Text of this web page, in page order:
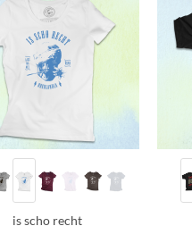
is scho recht